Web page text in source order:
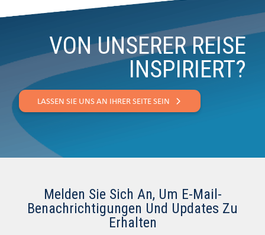
VON UNSERER REISE
INSPIRIERT?
LASSEN SIE UNS AN IHRER SEITE SEIN
Melden Sie Sich An, Um E-Mail-
Benachrichtigungen Und Updates Zu
Erhalten